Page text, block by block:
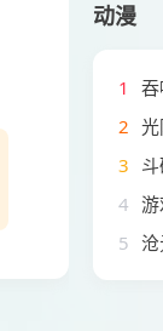
动漫
1
2
3
4
5